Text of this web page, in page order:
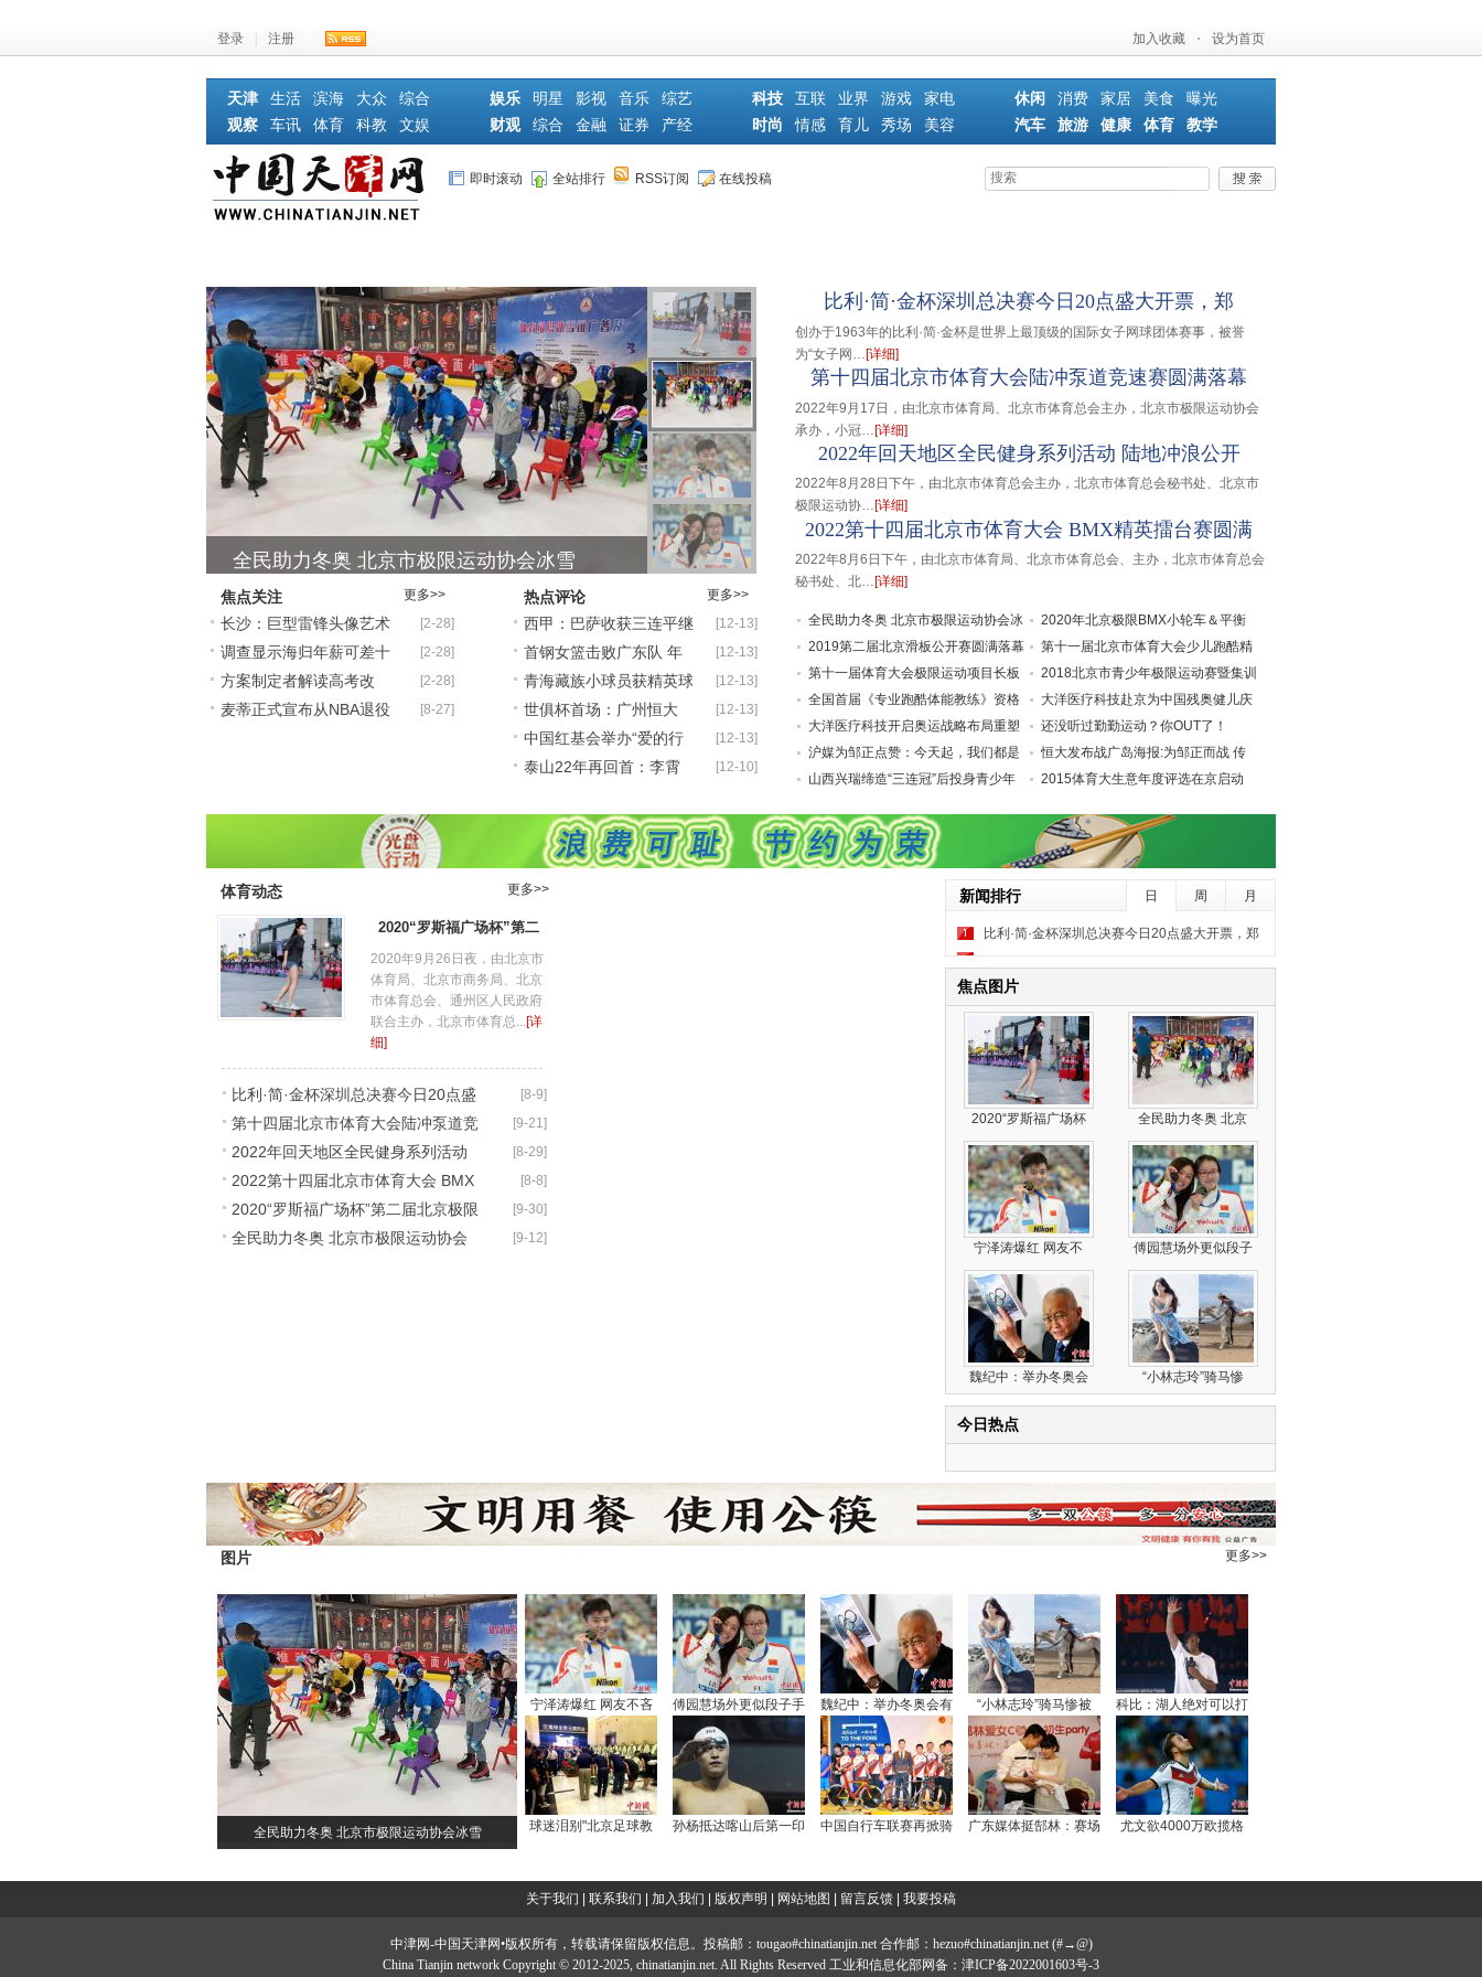
登录 注册 加入收藏 · 设为首页
天津 生活 滨海 大众
综合
观察
车讯 体育 科教 文娱
娱乐 明星 影视 音乐
综艺
财观
综合 金融 证券 产经
科技 互联 业界 游戏
家电
时尚
情感 育儿 秀场 美容
休闲 消费 家居 美食
曝光
汽车
旅游 健康 体育 教学
即时滚动 全站排行 RSS订阅 在线投稿
全民助力冬奥 北京市极限运动协会冰雪
全民助力冬奥 北京市极限运动协会冰雪
全民助力冬奥 北京市极限运动协会冰雪
全民助力冬奥 北京市极限运动协会冰雪
比利·简·金杯深圳总决赛今日20点盛大开票，郑
创办于1963年的比利·简·金杯是世界上最顶级的国际女子网球团体赛事，被誉
为“女子网… [详细]
第十四届北京市体育大会陆冲泵道竞速赛圆满落幕
2022年9月17日，由北京市体育局、北京市体育总会主办，北京市极限运动协会
承办，小冠… [详细]
2022年回天地区全民健身系列活动 陆地冲浪公开
2022年8月28日下午，由北京市体育总会主办，北京市体育总会秘书处、北京市
极限运动协…[详细]
2022第十四届北京市体育大会 BMX精英擂台赛圆满
2022年8月6日下午，由北京市体育局、北京市体育总会、主办，北京市体育总会
秘书处、北…[详细]
全民助力冬奥 北京市极限运动协会冰
雪
2020年北京极限BMX小轮车＆平衡
车公开
2019第二届北京滑板公开赛圆满落幕
第十一届北京市体育大会少儿跑酷精
英赛
第十一届体育大会极限运动项目长板
平地
2018北京市青少年极限运动赛暨集训
营选
全国首届《专业跑酷体能教练》资格
认证
大洋医疗科技赴京为中国残奥健儿庆
功
大洋医疗科技开启奥运战略布局重塑
行业
还没听过勤勤运动？你OUT了！
沪媒为邹正点赞：今天起，我们都是
你的
恒大发布战广岛海报:为邹正而战 传
递正
山西兴瑞缔造“三连冠”后投身青少年
2015体育大生意年度评选在京启动
焦点关注
更多>>
[2-28]
长沙：巨型雷锋头像艺术
雕像亮相雷锋故乡 [2-28]
调查显示海归年薪可差十
万 二线城市吸引力增 [2-28]
方案制定者解读高考改
革：会考综评或入高考评 [8-27]
麦蒂正式宣布从NBA退役
热点评论
更多>>
[12-13]
西甲：巴萨收获三连平继
续领跑 马德里排名第 [12-13]
首钢女篮击败广东队 年
轻球员成奇兵 [12-13]
青海藏族小球员获精英球
员称号 将赴英国集训 [12-13]
世俱杯首场：广州恒大
2:1逆转墨西哥美洲队 [12-13]
中国红基会举办“爱的行
走” 奥运冠军领衔传 [12-10]
泰山22年再回首：李霄
体育动态 更多>>
2020“罗斯福广场杯”第二
2020年9月26日夜，由北京市
体育局、北京市商务局、北京
市体育总会、通州区人民政府
联合主办，北京市体育总...[详
细]
[8-9]
比利·简·金杯深圳总决赛今日20点盛
大开票， [9-21]
第十四届北京市体育大会陆冲泵道竞
速赛圆满落 [8-29]
2022年回天地区全民健身系列活动
陆地冲浪公 [8-8]
2022第十四届北京市体育大会 BMX
精英擂台赛圆 [9-30]
2020“罗斯福广场杯”第二届北京极限
长板公开 [9-12]
全民助力冬奥 北京市极限运动协会
新闻排行 日 周 月
比利·简·金杯深圳总决赛今日20点盛大开票，郑
焦点图片
2020“罗斯福广场杯 全民助力冬奥 北京
宁泽涛爆红 网友不 傅园慧场外更似段子
魏纪中：举办冬奥会 “小林志玲”骑马惨
今日热点
图片 更多>>
全民助力冬奥 北京市极限运动协会冰雪
宁泽涛爆红 网友不吝 傅园慧场外更似段子手 魏纪中：举办冬奥会有 “小林志玲”骑马惨被 科比：湖人绝对可以打
球迷泪别"北京足球教 孙杨抵达喀山后第一印 中国自行车联赛再掀骑 广东媒体挺郜林：赛场
尤文欲4000万欧揽格
关于我们 联系我们 加入我们 版权声明 网站地图 留言反馈 我要投稿
中津网-中国天津网•版权所有，转载请保留版权信息。投稿邮：tougao#chinatianjin.net 合作邮：hezuo#chinatianjin.net (#→@)
China Tianjin network Copyright © 2012-2025, chinatianjin.net. All Rights Reserved 工业和信息化部网备：津ICP备2022001603号-3